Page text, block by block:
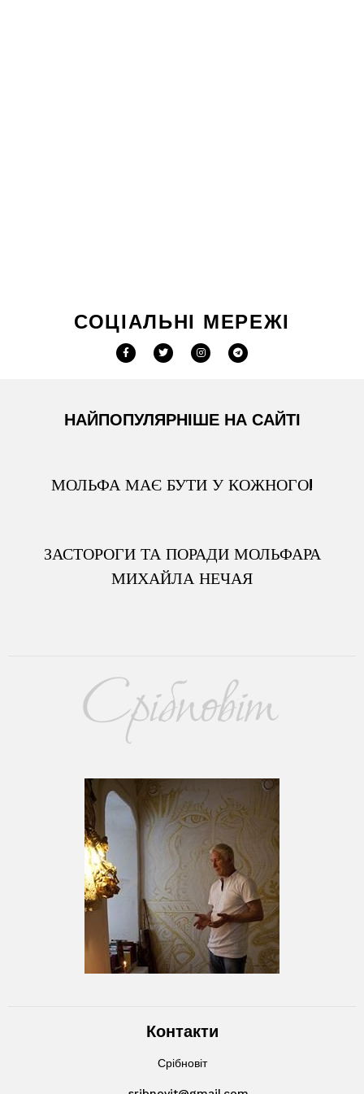
СОЦІАЛЬНІ МЕРЕЖІ
НАЙПОПУЛЯРНІШЕ НА САЙТІ
МОЛЬФА МАЄ БУТИ У КОЖНОГО!
ЗАСТОРОГИ ТА ПОРАДИ МОЛЬФАРА
МИХАЙЛА НЕЧАЯ
Контакти
Срібновіт